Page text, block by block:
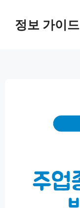
정보 가이드